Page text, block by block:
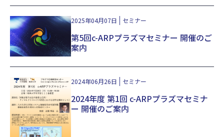
2025年04月07日 セミナー
第5回c-ARPプラズマセミナー 開催のご
案内
2024年06月26日 セミナー
2024年度 第1回 c-ARPプラズマセミナ
ー 開催のご案内